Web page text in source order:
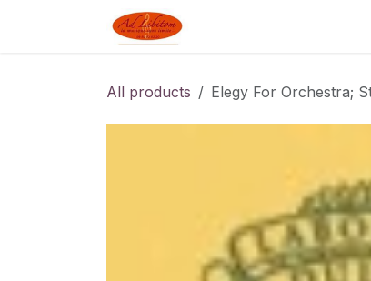
All products Elegy For Orchestra;